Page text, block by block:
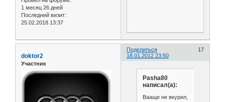
1 месяц 26 дней
Последний визит:
25.02.2018 13:37
Поделиться
17
18.01.2012 23:50
doktor2
Участник
Pasha80
написал(а):
Вааще не вкурил,